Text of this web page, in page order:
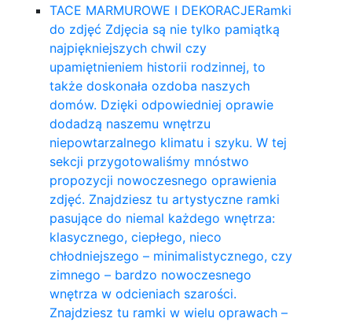
TACE MARMUROWE I DEKORACJERamki
do zdjęć Zdjęcia są nie tylko pamiątką
najpiękniejszych chwil czy
upamiętnieniem historii rodzinnej, to
także doskonała ozdoba naszych
domów. Dzięki odpowiedniej oprawie
dodadzą naszemu wnętrzu
niepowtarzalnego klimatu i szyku. W tej
sekcji przygotowaliśmy mnóstwo
propozycji nowoczesnego oprawienia
zdjęć. Znajdziesz tu artystyczne ramki
pasujące do niemal każdego wnętrza:
klasycznego, ciepłego, nieco
chłodniejszego – minimalistycznego, czy
zimnego – bardzo nowoczesnego
wnętrza w odcieniach szarości.
Znajdziesz tu ramki w wielu oprawach –